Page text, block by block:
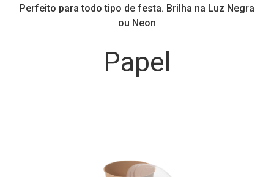
Perfeito para todo tipo de festa. Brilha na Luz Negra
ou Neon
Papel